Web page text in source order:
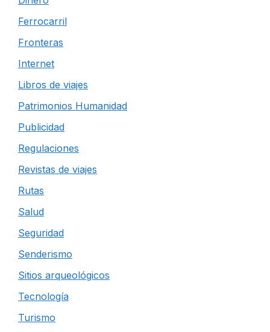
Ferrocarril
Fronteras
Internet
Libros de viajes
Patrimonios Humanidad
Publicidad
Regulaciones
Revistas de viajes
Rutas
Salud
Seguridad
Senderismo
Sitios arqueológicos
Tecnología
Turismo